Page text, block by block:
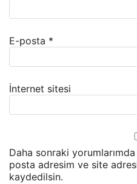
E-posta *
İnternet sitesi
Daha sonraki yorumlarımda
posta adresim ve site
kaydedilsin.